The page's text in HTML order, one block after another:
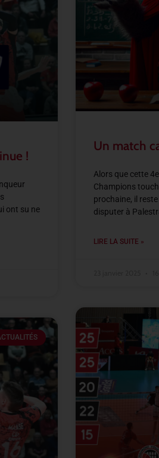
!
ont su ne
Un match
Alors que cette
Champions
prochaine, il
disputer à
LIRE LA SUITE »